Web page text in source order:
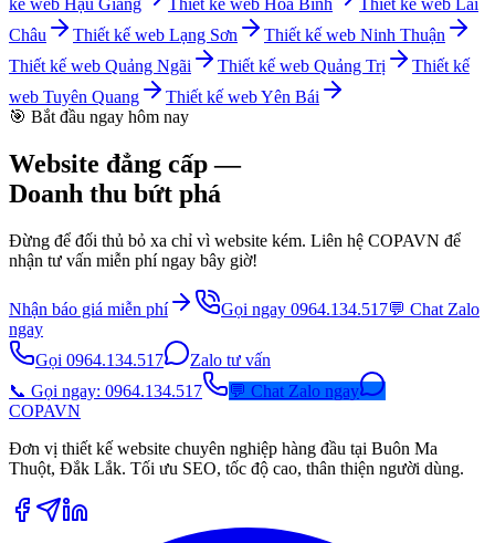
Châu
Thiết kế web Lạng Sơn Thiết kế web Ninh Thuận
Thiết kế web Quảng Ngãi Thiết kế web Quảng Trị
Thiết kế
web Tuyên Quang Thiết kế webYên Bái
🎯 Bắt đầu ngay hôm nay
Website đẳng cấp —
Doanh thu bứt phá
Đừng để đối thủ bỏ xa chỉ vì website kém. Liên hệ COPAVN để
nhận tư vấn miễn phí ngay bây giờ!
Nhận báo giá miễn phí Gọi ngay 0964.134.517💬 Chat Zalo
ngay
Gọi 0964.134.517
Zalo tư vấn
📞 Gọi ngay: 0964.134.517
💬 Chat Zalo ngay
COPAVN
Đơn vị thiết kế website chuyên nghiệp hàng đầu tại Buôn Ma
Thuột, Đắk Lắk. Tối ưu SEO, tốc độ cao, thân thiện người dùng.